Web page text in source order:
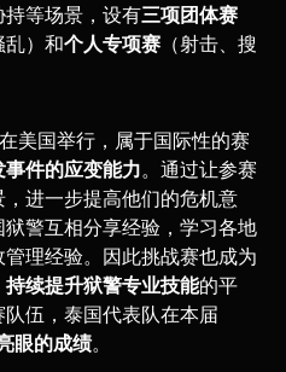
持等场景，设有三项团体赛
乱）和个人专项赛 （射击、搜
美国举行，属于国际性的赛
件的应变能力。通过让参赛
进一步提高他们的危机意
警互相分享经验，学习各地
理经验。因此挑战赛也成为
续提升狱警专业技能的平
伍，泰国代表队在本届
眼的成绩。